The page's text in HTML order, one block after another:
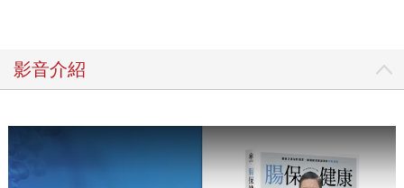
影音介紹